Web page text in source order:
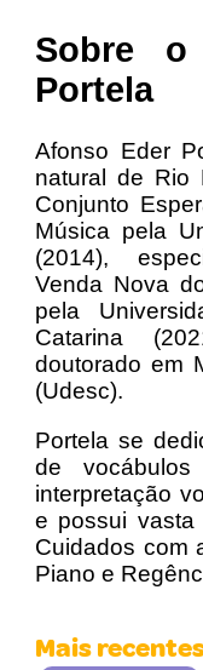
Sobre o
Portela
Afonso Eder
natural de Rio
Conjunto
Música pela
(2014),
Venda Nova
pela
Catarina
doutorado em
(Udesc).
Portela se
de
interpretação
e possui vasta
Cuidados com
Piano e
Mais